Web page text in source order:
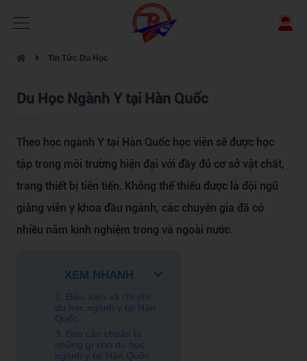
Tin Tức Du Học
Du Học Ngành Y tại Hàn Quốc
Theo học ngành Y tại Hàn Quốc học viên sẽ được học
tập trong môi trường hiện đại với đầy đủ cơ sở vật chất,
trang thiết bị tiên tiến. Không thể thiếu được là đội ngũ
giảng viên y khoa đầu ngành, các chuyên gia đã có
nhiều năm kinh nghiệm trong và ngoài nước.
XEM NHANH
2. Điều kiện và chi phí
du học ngành y tại Hàn
Quốc
3. Bạn cần chuẩn bị
những gì cho du học
ngành y tại Hàn Quốc